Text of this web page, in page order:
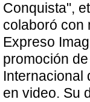
Conquista",
colaboró con
Expreso
promoción
Internacional
en video. Su